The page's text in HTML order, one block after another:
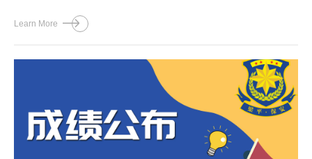
Learn More